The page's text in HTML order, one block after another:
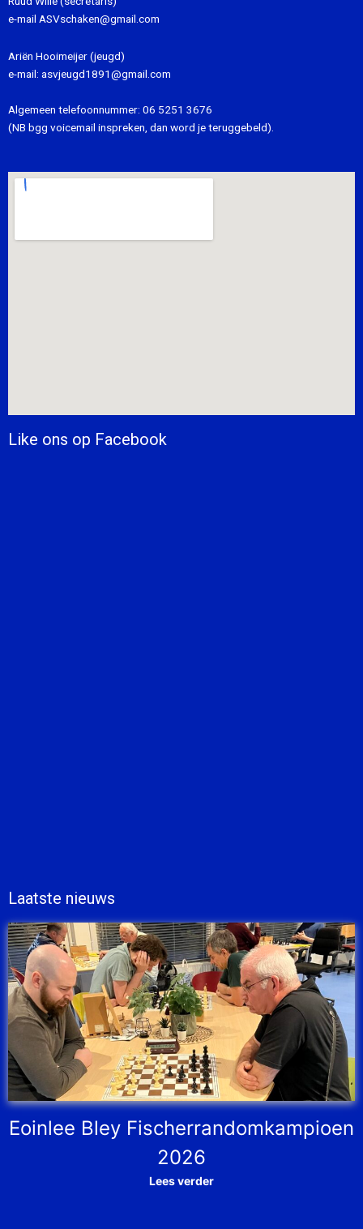
e-mail ASVschaken@gmail.com
Ariën Hooimeijer (jeugd)
e-mail: asvjeugd1891@gmail.com
Algemeen telefoonnummer: 06 5251 3676
(NB bgg voicemail inspreken, dan word je teruggebeld).
Like ons op Facebook
Laatste nieuws
Eoinlee Bley Fischerrandomkampioen
2026
Lees verder